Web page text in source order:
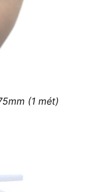
(1 mét)